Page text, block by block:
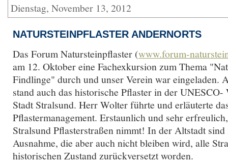
Dienstag, November 13, 2012
NATURSTEINPFLASTER ANDERNORTS
Das Forum Natursteinpflaster (www.forum-
am 12. Oktober eine Fachexkursion zum Thema
Findlinge" durch und unser Verein war eingeladen.
stand auch das historische Pflaster in der
Stadt Stralsund. Herr Wolter führte und erläuterte
Pflastermanagement. Erstaunlich und sehr
Stralsund Pflasterstraßen nimmt! In der Altstadt
Ausnahme, die aber auch nicht bleiben wird, alle
historischen Zustand zurückversetzt worden.